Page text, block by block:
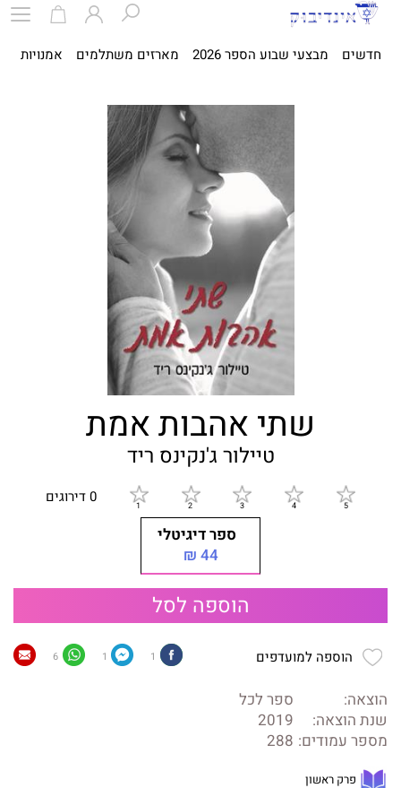
חדשים מבצעי שבוע הספר 2026 מארזים משתלמים אמנויות
שתי אהבות אמת
טיילור ג'נקינס ריד
0 דירוגים
ספר דיגיטלי
44 ₪
הוספה לסל
הוספה למועדפים 1
1
6
הוצאה:
ספר לכל
שנת הוצאה:
2019
מספר עמודים: 288
פרק ראשון